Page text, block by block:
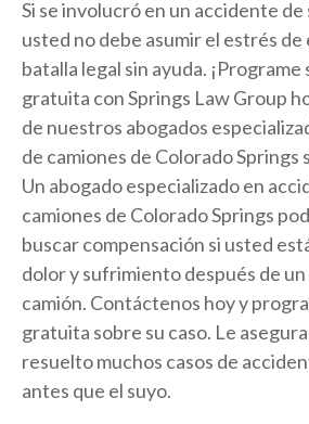
Si se involucró en un accidente
usted no debe asumir el estrés
batalla legal sin ayuda.
gratuita con Springs Law Group
de nuestros abogados
de camiones de Colorado Springs
Un abogado especializado en
camiones de Colorado Springs
buscar compensación si usted
dolor y sufrimiento después de
camión. Contáctenos hoy y
gratuita sobre su caso. Le
resuelto muchos casos de
antes que el suyo.